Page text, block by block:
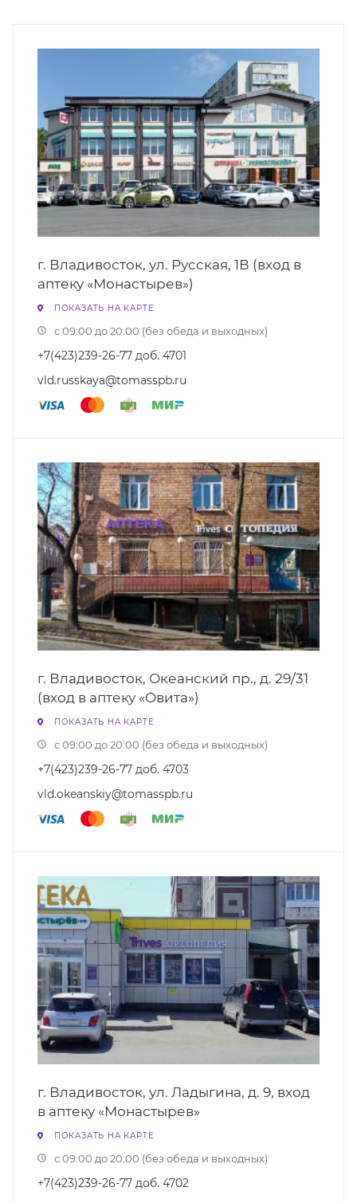
г. Владивосток, ул. Русская, 1В (вход в
аптеку «Монастырев»)
ПОКАЗАТЬ НА КАРТЕ
с 09:00 до 20:00 (без обеда и выходных)
+7(423)239-26-77 доб. 4701
vld.russkaya@tomasspb.ru
г. Владивосток, Океанский пр., д. 29/31
(вход в аптеку «Овита»)
ПОКАЗАТЬ НА КАРТЕ
с 09:00 до 20:00 (без обеда и выходных)
+7(423)239-26-77 доб. 4703
vld.okeanskiy@tomasspb.ru
г. Владивосток, ул. Ладыгина, д. 9, вход
в аптеку «Монастырев»
ПОКАЗАТЬ НА КАРТЕ
с 09:00 до 20:00 (без обеда и выходных)
+7(423)239-26-77 доб. 4702